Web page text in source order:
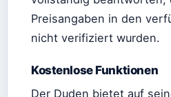
Preisangaben in den
nicht verifiziert wurden.
Kostenlose Funktionen
Der Duden bietet auf